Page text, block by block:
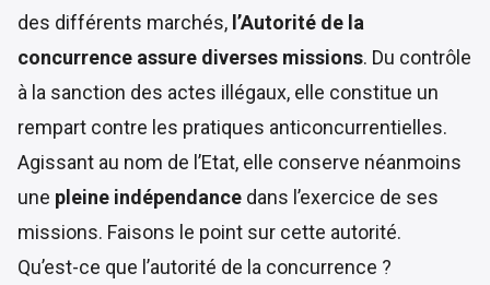
des différents marchés, l’Autorité de la
concurrence assure diverses missions. Du contrôle
à la sanction des actes illégaux, elle constitue un
rempart contre les pratiques anticoncurrentielles.
Agissant au nom de l’Etat, elle conserve néanmoins
une pleine indépendance dans l’exercice de ses
missions. Faisons le point sur cette autorité.
Qu’est-ce que l’autorité de la concurrence ?